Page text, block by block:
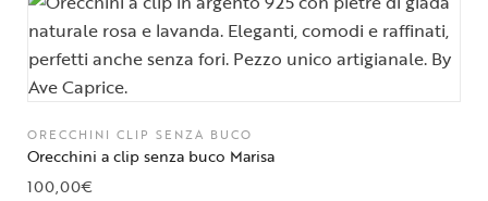
ORECCHINI CLIP SENZA BUCO
Orecchini a clip senza buco Marisa
100,00€